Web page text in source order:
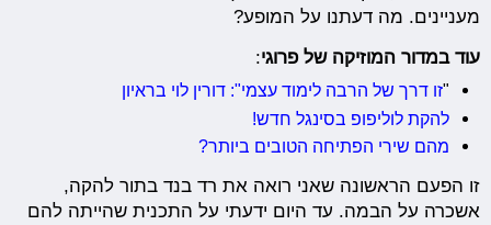
מעניינים. מה דעתנו על המופע?
עוד במדור המוזיקה של פרוגי:
"זו דרך של הרבה לימוד עצמי": דורין לוי בראיון
להקת לוליפופ בסינגל חדש!
מהם שירי הפתיחה הטובים ביותר?
זו הפעם הראשונה שאני רואה את רד בנד בתור להקה,
אשכרה על הבמה. עד היום ידעתי על התכנית שהייתה להם